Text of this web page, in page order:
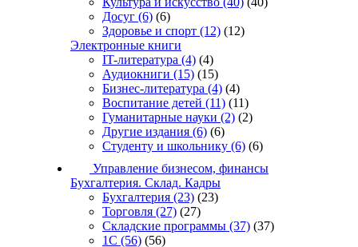
Досуг (6) (6)
Здоровье и спорт (12) (12)
Электронные книги
IT-литература (4) (4)
Аудиокниги (15) (15)
Бизнес-литература (4) (4)
Воспитание детей (11) (11)
Гуманитарные науки (2) (2)
Другие издания (6) (6)
Студенту и школьнику (6) (6)
Управление бизнесом, финансы
Бухгалтерия. Склад. Кадры
Бухгалтерия (23) (23)
Торговля (27) (27)
Складские программы (37) (37)
1С (56) (56)